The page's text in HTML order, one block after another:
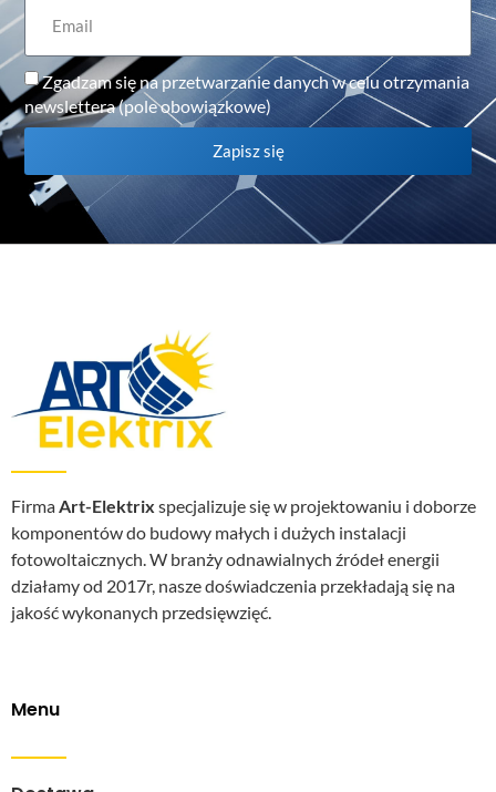
Zgadzam się na przetwarzanie danych w celu otrzymania
newslettera (pole obowiązkowe)
Zapisz się
FirmaArt-Elektrix specjalizuje się w projektowaniu i doborze
komponentów do budowy małych i dużych instalacji
fotowoltaicznych. W branży odnawialnych źródeł energii
działamy od 2017r, nasze doświadczenia przekładają się na
jakość wykonanych przedsięwzięć.
Menu